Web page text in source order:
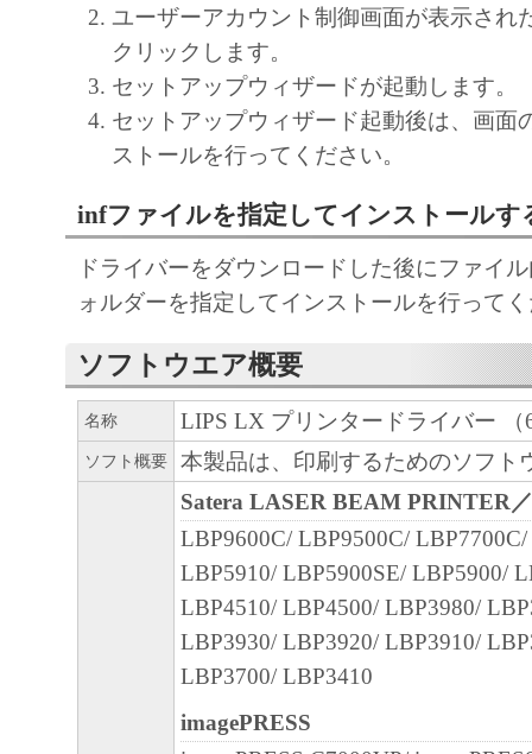
または付随的な損害を含むがこれらに限定
損害を言います。）について、適用法で認
一切の責任を負わないものとします。たと
キヤノンのライセンサー、キヤノンの子会
関連会社、それらの販売代理店または販売
の可能性について知らされていた場合でも
(3) キヤノン、キヤノンのライセンサー、
社、キヤノンの関連会社、それらの販売代
店のいずれも、「本ソフトウェア」、また
に生じたいかなる紛争についても、一切責
のとします。
６．輸出
お客様は、日本国政府または関連する外国
認可等を得ることなしに、「本ソフトウェ
は一部を、直接または間接に輸出してはな
７．契約期間
(1) 本契約書は、お客様が、『同意』を示
クリックした時点、または「本ソフトウェ
ールした時点で発効し、下記(2)または(3)
まで有効に存続します。
(2) お客様は、「本ソフトウェア」および
ユーザーアカウント制御画面が表示され
クリックします。
セットアップウィザードが起動します。
セットアップウィザード起動後は、画面
ストールを行ってください。
infファイルを指定してインストールす
ドライバーをダウンロードした後にファイ
ォルダーを指定してインストールを行って
ソフトウエア概要
名称 LIPS LX プリンタードライバー （
ソフト概要 本製品は、印刷するためのソフト
Satera LASER BEAM PRINTER
LBP9600C/ LBP9500C/
LBP5910/ LBP5900SE/ LBP5900/
LBP4510/ LBP4500/ LBP3980/
LBP3930/ LBP3920/ LBP3910/
LBP3700/ LBP3410
imagePRESS